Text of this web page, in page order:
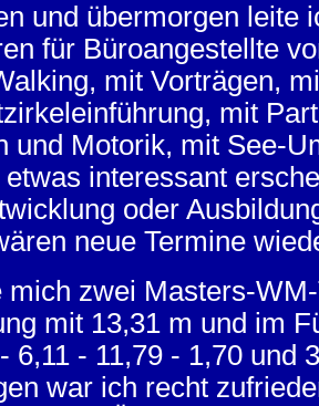
und übermorgen leite
für Büroangestellte
mit Vorträgen,
mit
und Motorik, mit See-
etwas interessant
oder
neue Termine
mich zwei Masters-
mit 13,31 m und im
6,11 - 11,79 - 1,70 und
war ich recht